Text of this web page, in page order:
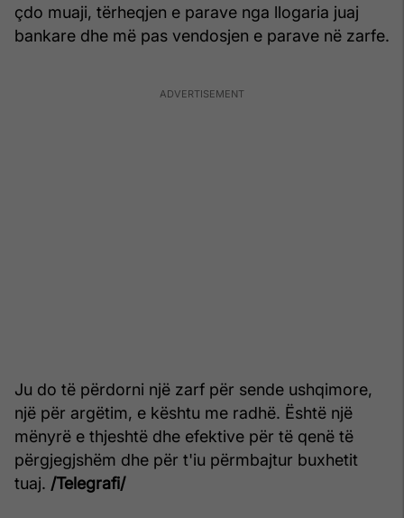
çdo muaji, tërheqjen e parave nga llogaria juaj
bankare dhe më pas vendosjen e parave në zarfe.
Ju do të përdorni një zarf për sende ushqimore,
një për argëtim, e kështu me radhë. Është një
mënyrë e thjeshtë dhe efektive për të qenë të
përgjegjshëm dhe për t'iu përmbajtur buxhetit
tuaj. /Telegrafi/